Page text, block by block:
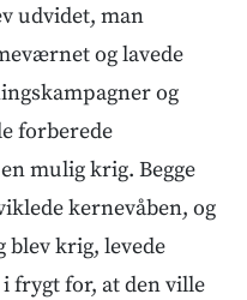
udvidet, man
og lavede
og
forberede
mulig krig. Begge
kernevåben, og
blev krig, levede
frygt for, at den ville